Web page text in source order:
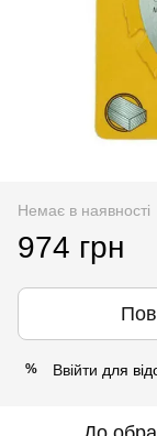
Немає в наявності
974 грн
% Ввійти для